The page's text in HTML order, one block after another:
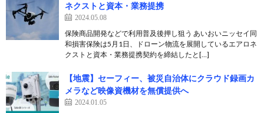
ネクストと資本・業務提携
2024.05.08
保険商品開発などで利用普及後押し狙う あいおいニッセイ同
和損害保険は5月1日、ドローン物流を展開しているエアロネ
クストと資本・業務提携契約を締結したと[…]
【地震】セーフィー、被災自治体にクラウド録画カ
メラなど映像資機材を無償提供へ
2024.01.05